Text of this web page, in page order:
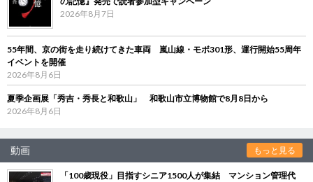
2026年8月7日
55年間、京の街を走り続けてきた車両 嵐山線・モボ301形、運行開始55周年
イベントを開催
2026年8月6日
夏季企画展「秀吉・秀長と和歌山」 和歌山市立博物館で8月8日から
2026年8月6日
動画 もっと見る
「100歳現役」目指すシニア1500人が集結 マンション管理代